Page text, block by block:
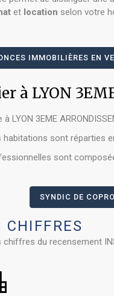
et location selon votre
IMMOBILIÈRES EN
à LYON
LYON 3EME
habitations sont réparties
sont
SYNDIC DE
CHIFFRES
chiffres du recensement